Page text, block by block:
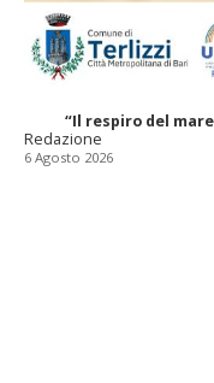
“Il respiro del
Redazione
6 Agosto 2026